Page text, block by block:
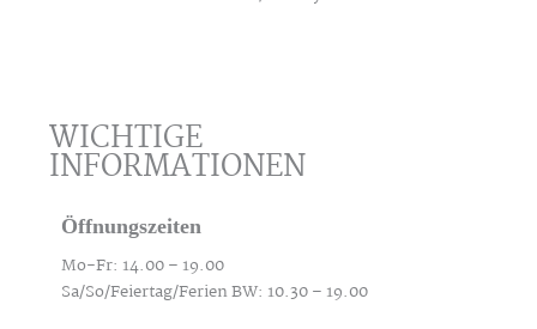
WICHTIGE
INFORMATIONEN
Öffnungszeiten
Mo-Fr: 14.00 – 19.00
Sa/So/Feiertag/Ferien BW: 10.30 – 19.00